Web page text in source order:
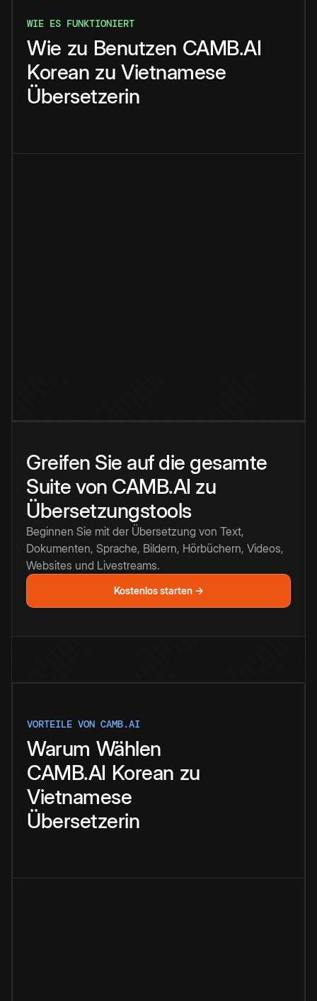
WIE ES FUNKTIONIERT
Wie zu Benutzen CAMB.AI
Korean zu Vietnamese
Übersetzerin
Greifen Sie auf die gesamte
Suite von CAMB.AI zu
Übersetzungstools
Beginnen Sie mit der Übersetzung von Text,
Dokumenten, Sprache, Bildern, Hörbüchern, Videos,
Websites und Livestreams.
Kostenlos starten →
VORTEILE VON CAMB.AI
Warum Wählen
CAMB.AI Korean zu
Vietnamese
Übersetzerin